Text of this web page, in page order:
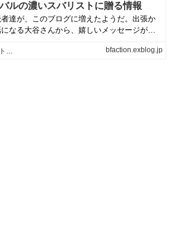
ルの濃いスバリストに贈る情報
達が、このブログに増えたようだ。出張か
なる大谷さんから、嬉しいメッセージが届
中津スバルの濃いスバリストに贈る情報 bfaction.exblog.jp